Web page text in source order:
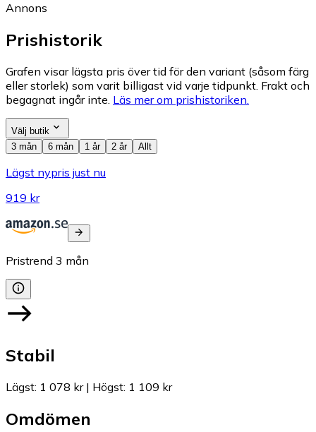
Annons
Prishistorik
Grafen visar lägsta pris över tid för den variant (såsom färg
eller storlek) som varit billigast vid varje tidpunkt. Frakt och
begagnat ingår inte. Läs mer om prishistoriken.
Välj butik
3 mån
6 mån 1 år 2 år Allt
Lägst nypris just nu
919 kr
Pristrend 3 mån
Stabil
Lägst: 1 078 kr| Högst: 1 109 kr
Omdömen